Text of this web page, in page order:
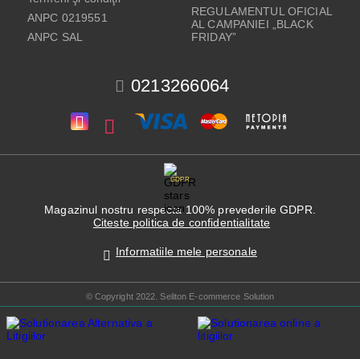
0213266064
ANPC 0219551
ANPC SAL
REGULAMENTUL OFICIAL
AL CAMPANIEI „BLACK
FRIDAY”
GDPR
Magazinul nostru respecta 100% prevederile GDPR.
Citeste politica de confidentialitate
Informatiile mele personale
© Copyright 2022. Seliton E-commerce Solution